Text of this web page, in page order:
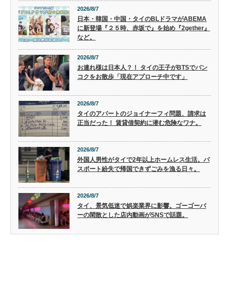
2026/8/7
日本・韓国・中国・タイのBLドラマがABEMA
に新登場『２５時、赤坂で』を始め『2gether』
など。
2026/8/7
お連れ様は日本人？！ タイの王子がBTSでバン
コクをお散歩「現在アプローチ中です」
2026/8/7
タイのアパートのジョイナーフィ問題、請求は
正当だった！ 賃貸借契約に潜む危険なワナ。
2026/8/7
外国人男性がタイで2年以上ホームレス生活。パ
スポート紛失で帰国できずごみを漁る日々。
2026/8/7
タイ、景気低迷で娯楽業界に影響。ゴーゴーバ
ーの閑散とした店内動画がSNSで話題。